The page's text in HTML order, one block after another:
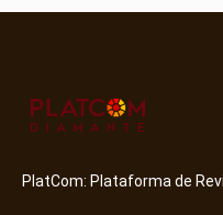
PlatCom: Plataforma de